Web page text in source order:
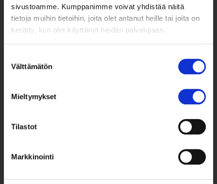
sivustoamme. Kumppanimme voivat yhdistää näitä
tietoja muihin tietoihin, joita olet antanut heille tai joita on
kerätty, kun olet käyttänyt heidän palvelujaan.
valinta
Välttämätön
Mieltymykset
Tilastot
Markkinointi
Taksvärkki ry
Globaalikeskus
050 341 5507